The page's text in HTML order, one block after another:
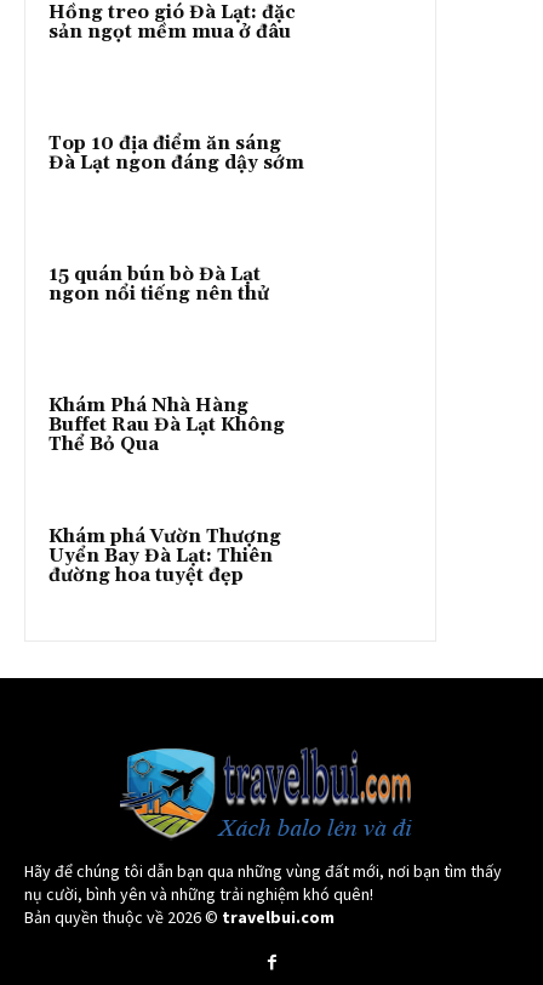
Hồng treo gió Đà Lạt: đặc
sản ngọt mềm mua ở đâu
Top 10 địa điểm ăn sáng
Đà Lạt ngon đáng dậy sớm
15 quán bún bò Đà Lạt
ngon nổi tiếng nên thử
Khám Phá Nhà Hàng
Buffet Rau Đà Lạt Không
Thể Bỏ Qua
Khám phá Vườn Thượng
Uyển Bay Đà Lạt: Thiên
đường hoa tuyệt đẹp
Hãy để chúng tôi dẫn bạn qua những vùng đất mới, nơi bạn tìm thấy
nụ cười, bình yên và những trải nghiệm khó quên!
Bản quyền thuộc về 2026 © travelbui.com